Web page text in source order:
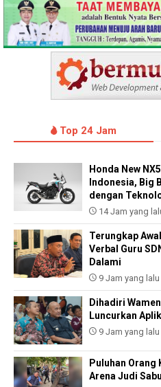
Top 24 Jam
Honda New
Indonesia, Big
dengan
14 Jam yang
Terungkap
Verbal Guru
Dalami
9 Jam yang lalu
Dihadiri
Luncurkan
9 Jam yang lalu
Puluhan Orang
Arena Judi